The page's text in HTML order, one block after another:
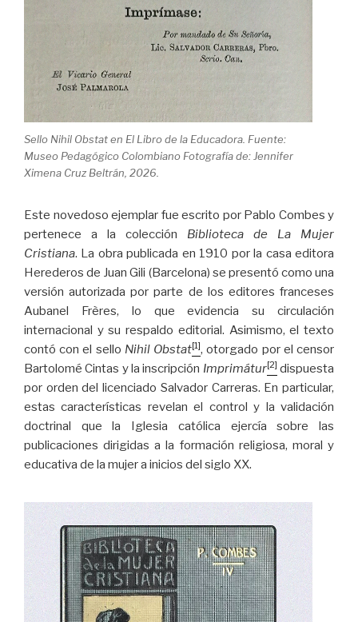
Sello Nihil Obstat en El Libro de la Educadora. Fuente:
Museo Pedagógico Colombiano Fotografía de: Jennifer
Ximena Cruz Beltrán, 2026.
Este novedoso ejemplar fue escrito por Pablo Combes y
pertenece a la colección Biblioteca de La Mujer
Cristiana. La obra publicada en 1910 por la casa editora
Herederos de Juan Gili (Barcelona) se presentó como una
versión autorizada por parte de los editores franceses
Aubanel Frères, lo que evidencia su circulación
internacional y su respaldo editorial. Asimismo, el texto
contó con el sello Nihil Obstat[1], otorgado por el censor
Bartolomé Cintas y la inscripción Imprimátur[2] dispuesta
por orden del licenciado Salvador Carreras. En particular,
estas características revelan el control y la validación
doctrinal que la Iglesia católica ejercía sobre las
publicaciones dirigidas a la formación religiosa, moral y
educativa de la mujer a inicios del siglo XX.